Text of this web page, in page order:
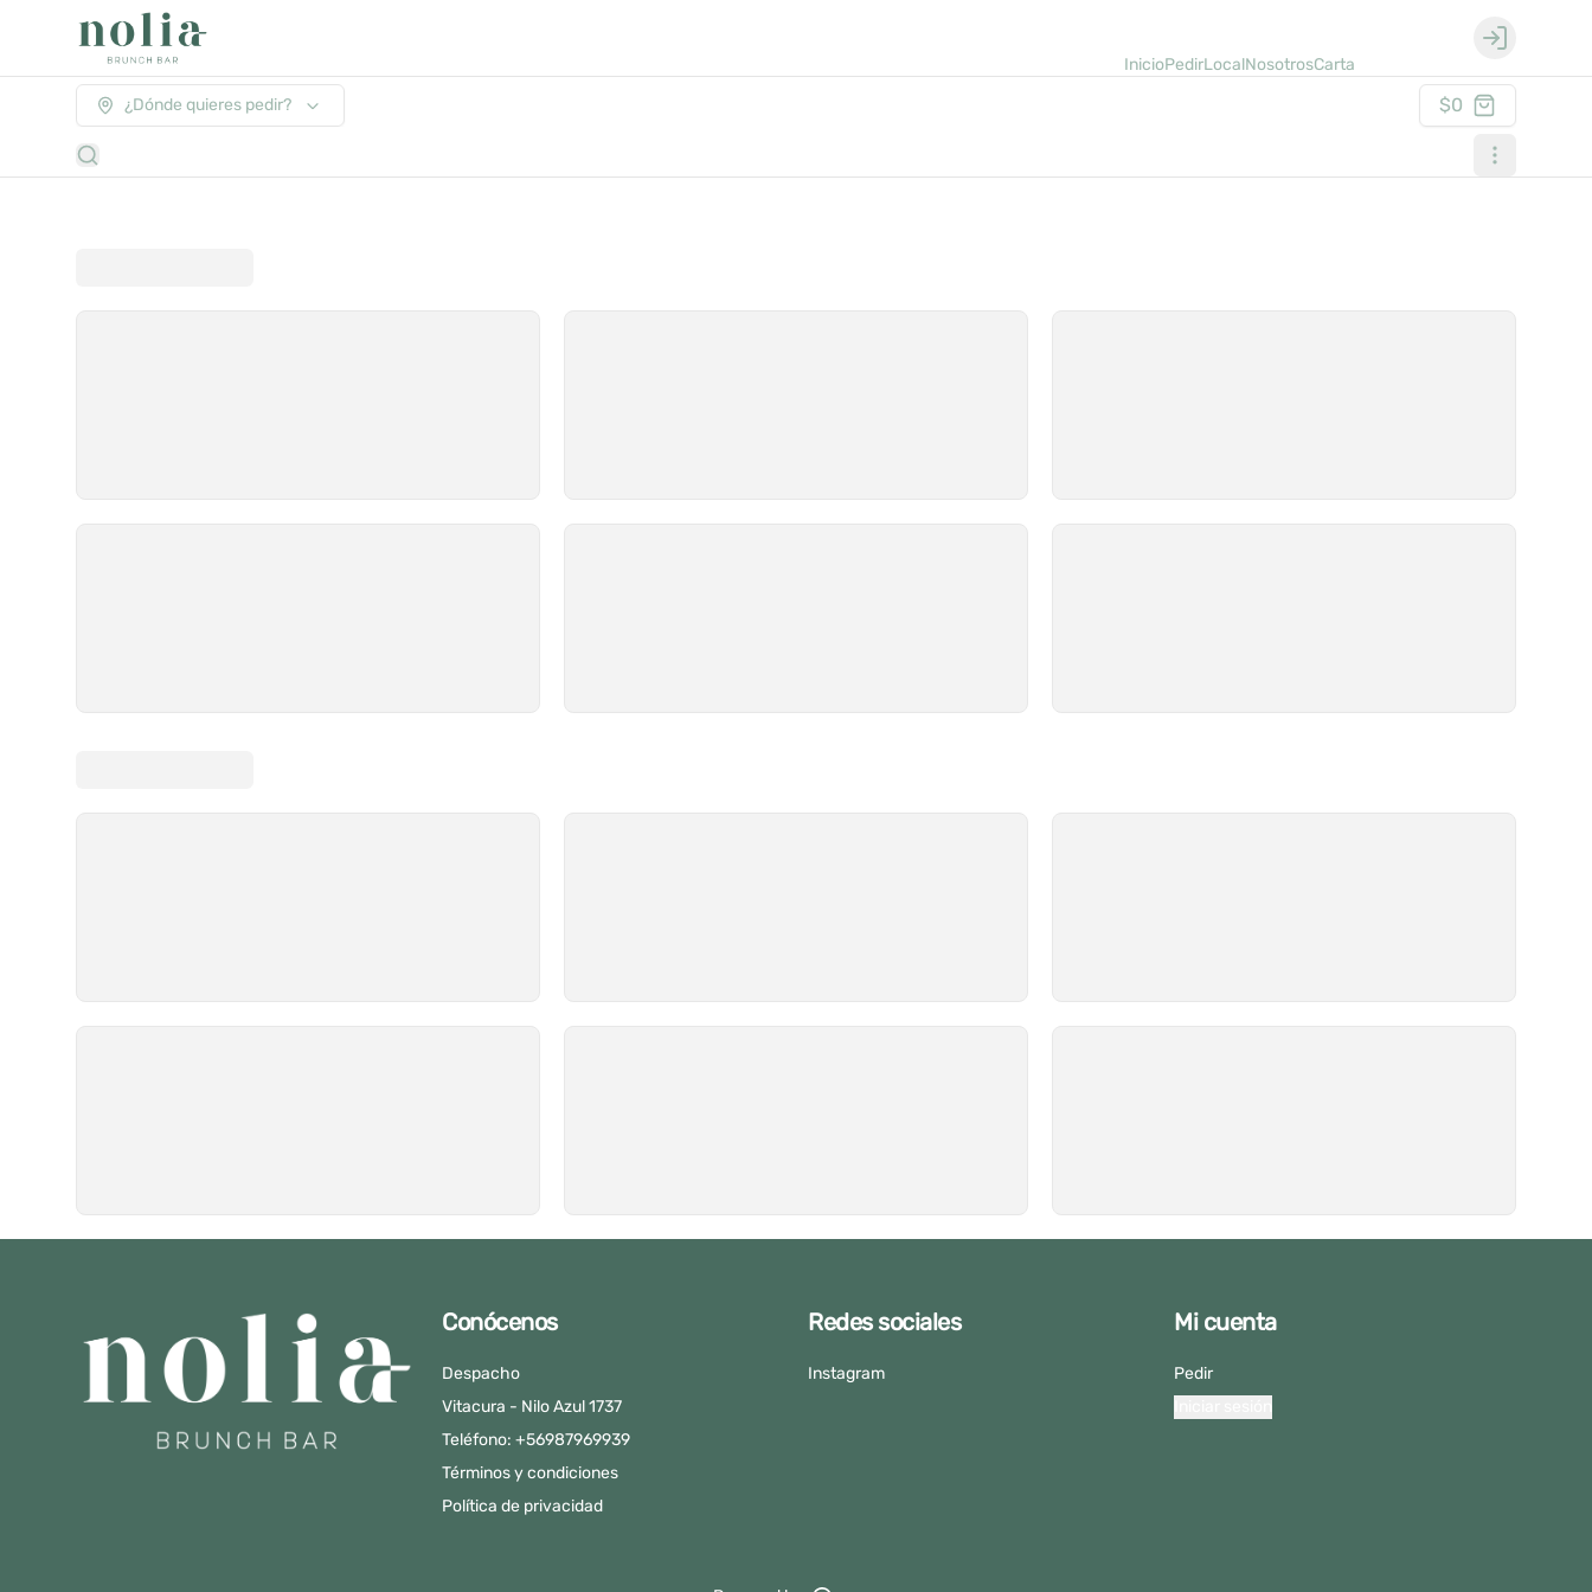
InicioPedirLocalNosotrosCarta
Login
¿Dónde quieres pedir? $0
Conócenos
Despacho
Vitacura - Nilo Azul 1737
Teléfono: +56987969939
Términos y condiciones
Política de privacidad
Redes sociales
Instagram
Mi cuenta
Pedir